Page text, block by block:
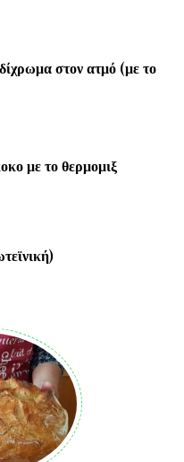
στον ατμό (με το
με το θερμομιξ